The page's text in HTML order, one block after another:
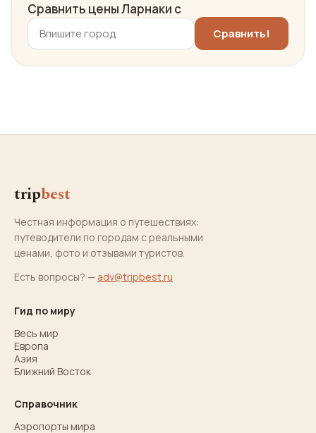
Сравнить цены Ларнаки с
tripbest
Честная информация о путешествиях:
путеводители по городам с реальными
ценами, фото и отзывами туристов.
Есть вопросы? — adv@tripbest.ru
Гид по миру
Весь мир
Европа
Азия
Ближний Восток
Справочник
Аэропорты мира